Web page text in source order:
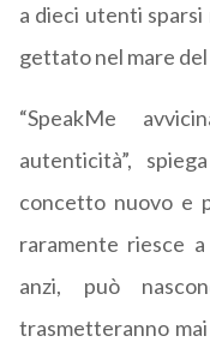
a dieci utenti
gettato nel mare
“SpeakMe
autenticità”,
concetto nuovo e
raramente riesce
anzi, può
trasmetteranno